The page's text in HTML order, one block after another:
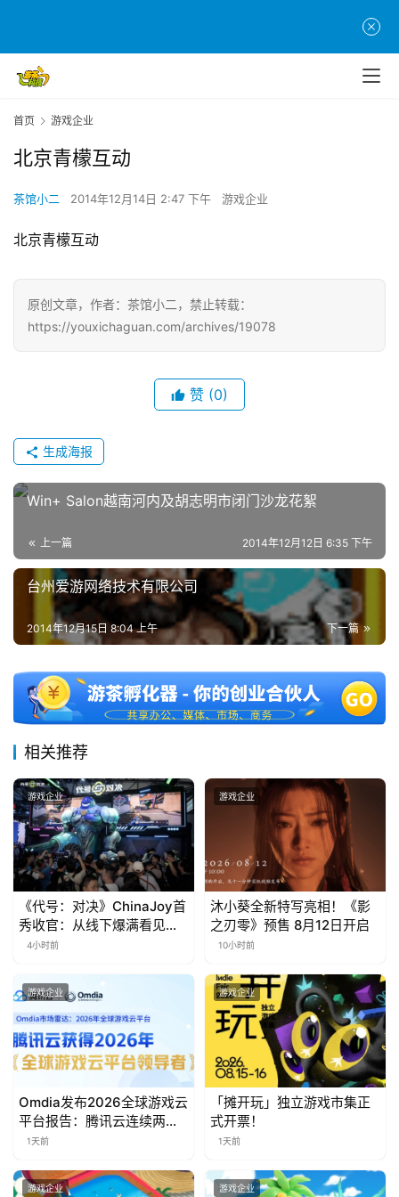
游
茶
创
游
业
界
手
机
游
游
戏
休
游
戏
第
十
三
金
茶
奖
7
月
0
日
游
茶
对
接
首页 游戏企业
北京青檬互动
茶馆小二 2014年12月14日 2:47 下午 游戏企业
北京青檬互动
原创文章，作者：茶馆小二，禁止转载：
https://youxichaguan.com/archives/19078
赞 (0)
生成海报
Win+ Salon越南河内及胡志明市闭门沙龙花絮
上一篇 2014年12月12日 6:35 下午
台州爱游网络技术有限公司
下一篇
2014年12月15日 8:04 上午
相关推荐
游戏企业
《代号：对决》ChinaJoy首
秀收官：从线下爆满看见玩
家的真实期待
4小时前
游戏企业
沐小葵全新特写亮相！《影
之刃零》预售 8月12日开启
10小时前
游戏企业
Omdia发布2026全球游戏云
平台报告：腾讯云连续两年
入选“领导者”象限
1天前
游戏企业
「摊开玩」独立游戏市集正
式开票！
1天前
游戏企业 游戏企业